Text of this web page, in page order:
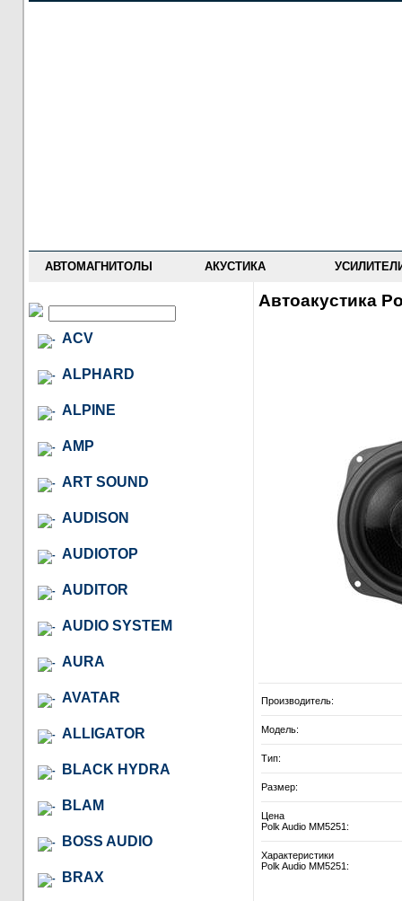
АВТОМАГНИТОЛЫ АКУСТИКА
ACV
ALPHARD
ALPINE
AMP
ART SOUND
AUDISON
AUDIOTOP
AUDITOR
AUDIO SYSTEM
AURA
AVATAR
ALLIGATOR
BLACK HYDRA
BLAM
BOSS AUDIO
BRAX
Автоакустика
Производитель:
Модель:
Тип:
Размер:
Цена
Polk Audio MM5251:
Характеристики
Polk Audio MM5251: